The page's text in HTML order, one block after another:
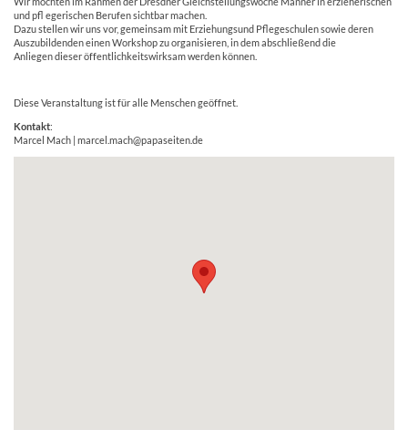
und pfl egerischen Berufen sichtbar machen.
Dazu stellen wir uns vor, gemeinsam mit Erziehungsund Pflegeschulen sowie deren
Auszubildenden einen Workshop zu organisieren, in dem abschließend die
Anliegen dieser öffentlichkeitswirksam werden können.
Diese Veranstaltung ist für alle Menschen geöffnet.
Kontakt:
Marcel Mach | marcel.mach@papaseiten.de